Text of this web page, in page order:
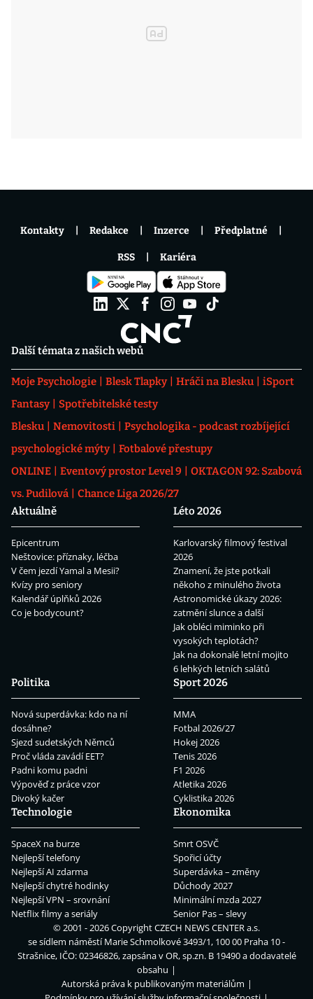
Další témata z našich webů
Moje Psychologie Blesk Tlapky Hráči na Blesku
iSport
Fantasy
Spotřebitelské testy
Blesku
Nemovitosti
Psychologika - podcast rozbíjející
psychologické mýty
Fotbalové přestupy
ONLINE
Eventový prostor Level 9
OKTAGON 92: Szabová
vs. Pudilová
Chance Liga 2026/27
Aktuálně
Epicentrum
Neštovice: příznaky, léčba
V čem jezdí Yamal a Mesii?
Kvízy pro seniory
Kalendář úplňků 2026
Co je bodycount?
Léto 2026
Karlovarský filmový festival
2026
Znamení, že jste potkali
někoho z minulého života
Astronomické úkazy 2026:
zatmění slunce a další
Jak obléci miminko při
vysokých teplotách?
Jak na dokonalé letní mojito
6 lehkých letních salátů
Politika
Nová superdávka: kdo na ní
dosáhne?
Sjezd sudetských Němců
Proč vláda zavádí EET?
Padni komu padni
Výpověď z práce vzor
Divoký kačer
Sport 2026
MMA
Fotbal 2026/27
Hokej 2026
Tenis 2026
F1 2026
Atletika 2026
Cyklistika 2026
Technologie
SpaceX na burze
Nejlepší telefony
Nejlepší AI zdarma
Nejlepší chytré hodinky
Nejlepší VPN – srovnání
Netflix filmy a seriály
Ekonomika
Smrt OSVČ
Spořicí účty
Superdávka – změny
Důchody 2027
Minimální mzda 2027
Senior Pas – slevy
Kontakty Redakce Inzerce Předplatné
RSS Kariéra
© 2001 - 2026 CopyrightCZECH NEWS CENTER a.s.
se sídlem náměstí Marie Schmolkové 3493/1, 100 00 Praha 10 -
Strašnice, IČO: 02346826, zapsána v OR, sp.zn. B 19490 a dodavatelé
obsahu
Autorská práva k publikovaným materiálům